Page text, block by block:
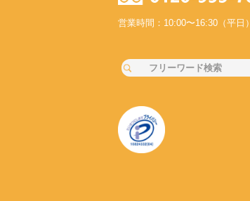
営業時間：10:00〜16:30（平日）